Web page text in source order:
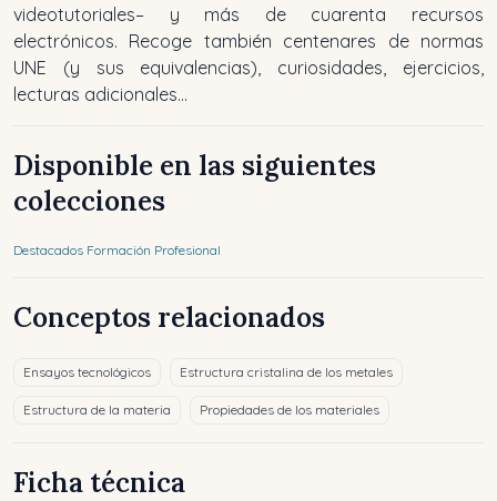
videotutoriales– y más de cuarenta recursos
electrónicos. Recoge también centenares de normas
UNE (y sus equivalencias), curiosidades, ejercicios,
lecturas adicionales...
Disponible en las siguientes
colecciones
Destacados Formación Profesional
Conceptos relacionados
Ensayos tecnológicos Estructura cristalina de los metales
Estructura de la materia Propiedades de los materiales
Ficha técnica